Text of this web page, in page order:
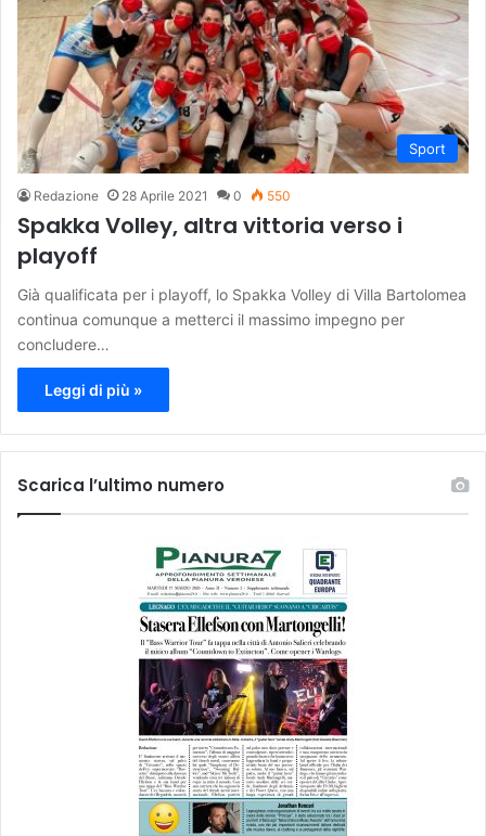
Sport
Redazione 28 Aprile 2021 0 550
Spakka Volley, altra vittoria verso i
playoff
Già qualificata per i playoff, lo Spakka Volley di Villa Bartolomea
continua comunque a metterci il massimo impegno per
concludere…
Leggi di più »
Scarica l’ultimo numero